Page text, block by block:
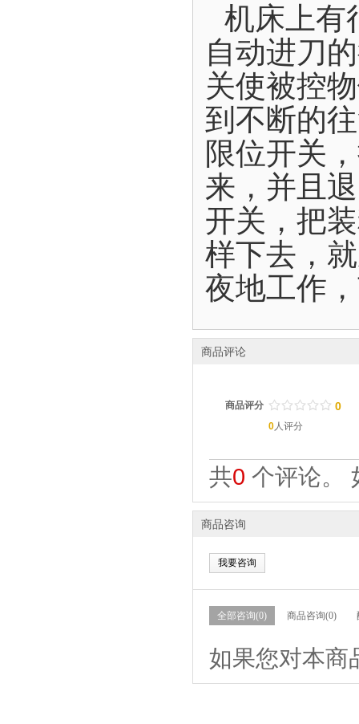
机床上有
自动进刀
关使被控
到不断的
限位开关
来，并且
开关，把
样下去，
夜地工作
商品评论
商品评分 / / / / /
. . . . . 0
0人评分
共0 个评论。
商品咨询
我要咨询
全部咨询(0) 商品咨询(0)
如果您对本商